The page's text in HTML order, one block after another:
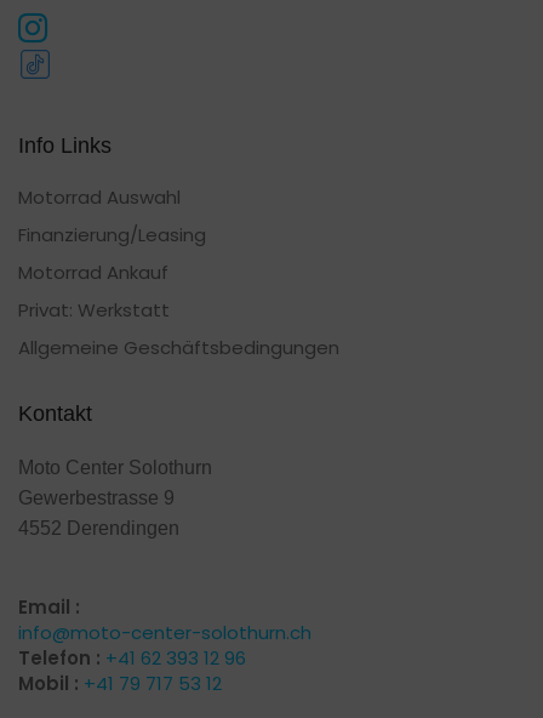
Info Links
Motorrad Auswahl
Finanzierung/Leasing
Motorrad Ankauf
Privat: Werkstatt
Allgemeine Geschäftsbedingungen
Kontakt
Moto Center Solothurn
Gewerbestrasse 9
4552 Derendingen
Email :
info@moto-center-solothurn.ch
Telefon : +41 62 393 12 96
Mobil : +41 79 717 53 12